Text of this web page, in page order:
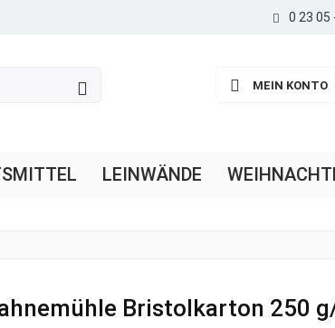
0 23 05
MEIN KONTO
LEINWÄNDE
Bristolkarton 250